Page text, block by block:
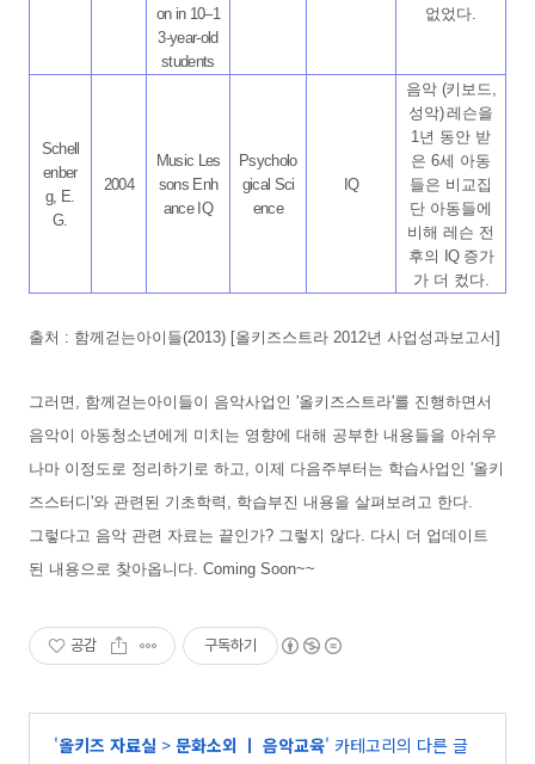
on in 10–1
3-year-old
students
없었다.
Schell
enber
g, E.
G.
2004
Music Les
sons Enh
ance IQ
Psycholo
gical Sci
ence
IQ
음악 (키보드,
성악)레슨을
1년 동안 받
은6세 아동
들은 비교집
단 아동들에
비해 레슨 전
후의 IQ 증가
가 더 컸다.
출처 : 함께걷는아이들(2013) [올키즈스트라 2012년 사업성과보고서]
그러면, 함께걷는아이들이 음악사업인 '올키즈스트라'를 진행하면서
음악이 아동청소년에게 미치는 영향에 대해 공부한 내용들을 아쉬우
나마 이정도로 정리하기로 하고, 이제 다음주부터는 학습사업인 '올키
즈스터디'와 관련된 기초학력, 학습부진 내용을 살펴보려고 한다.
그렇다고 음악 관련 자료는 끝인가? 그렇지 않다. 다시 더 업데이트
된 내용으로 찾아옵니다. Coming Soon~~
공감 구독하기
'올키즈 자료실 > 문화소외 ㅣ 음악교육' 카테고리의 다른 글